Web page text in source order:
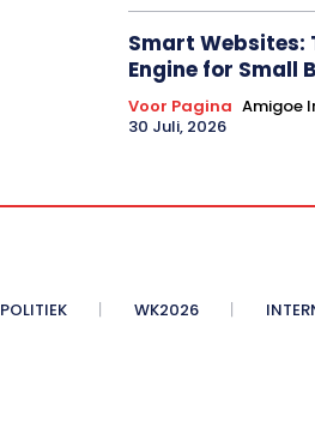
Smart Websites:
Engine for Small
Voor Pagina Amigoe
30 Juli, 2026
POLITIEK WK2026